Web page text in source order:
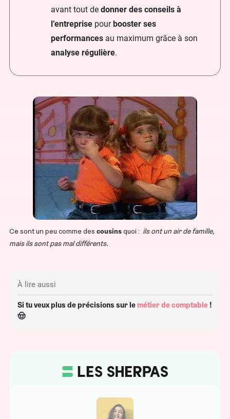
avant tout de donner des conseils à
l’entreprise pourbooster ses
performances au maximum grâce à son
analyse régulière.
Ce sont un peu comme des cousinsquoi : ils ont un air de famille,
mais ils sont pas mal différents.
À lire aussi
Si tu veux plus de précisions sur le métier de comptable !
🤠